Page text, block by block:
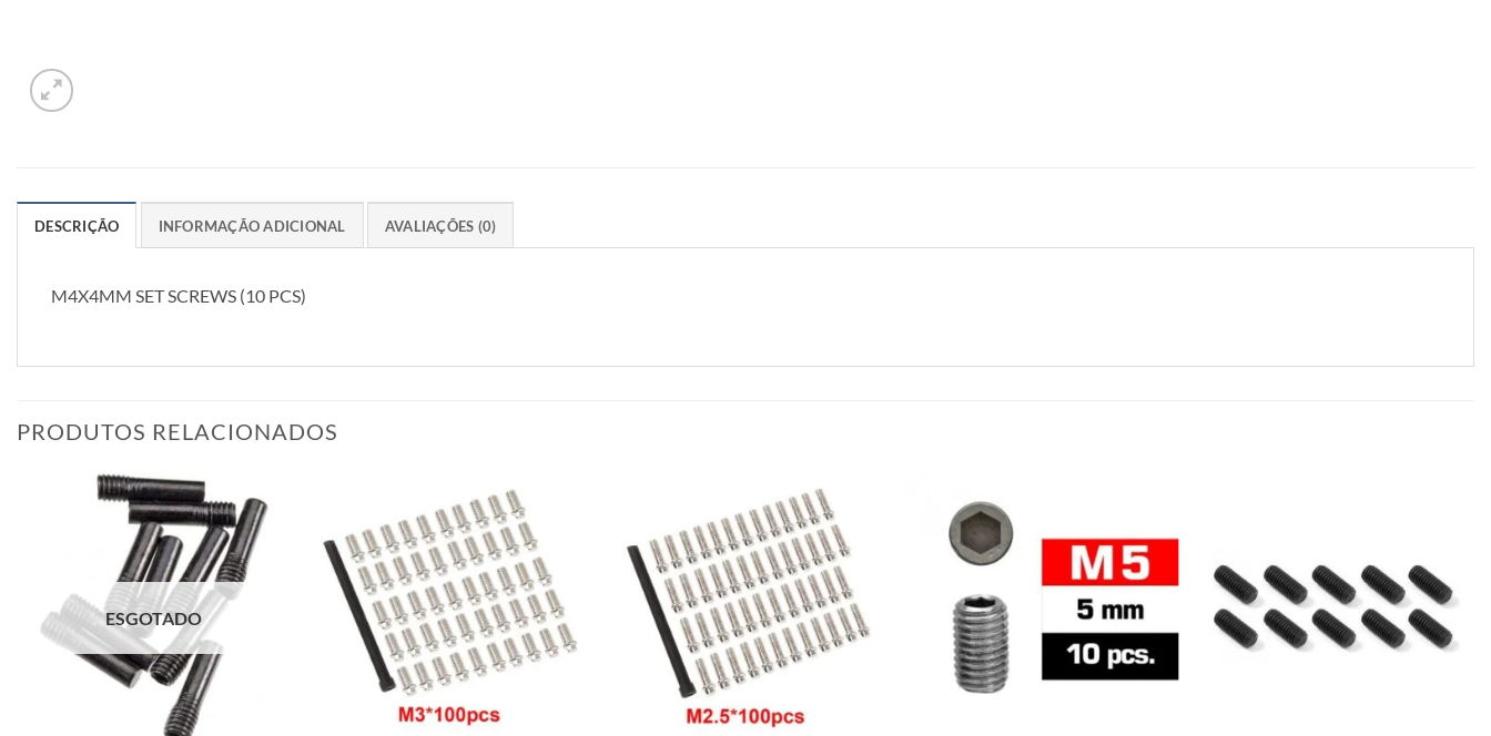
DESCRIÇÃO INFORMAÇÃO ADICIONAL AVALIAÇÕES (0)
M4X4MM SET SCREWS (10 PCS)
PRODUTOS RELACIONADOS
ESGOTADO